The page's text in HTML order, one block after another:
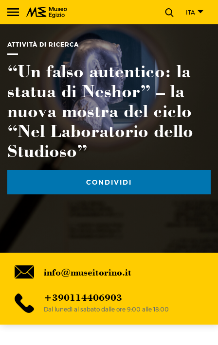
CHIUDI
Cerca nel sito del Museo Egizio
ITA
ATTIVITÀ DI RICERCA
“Un falso autentico: la
statua di Neshor” – la
nuova mostra del ciclo
“Nel Laboratorio dello
Studioso”
CONDIVIDI
info@museitorino.it
+390114406903
Dal lunedì al sabato dalle ore 9:00 alle 18:00